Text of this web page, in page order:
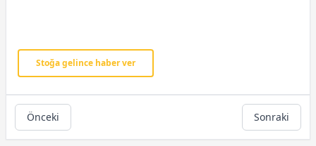
Stoğa gelince haber ver
Önceki Sonraki